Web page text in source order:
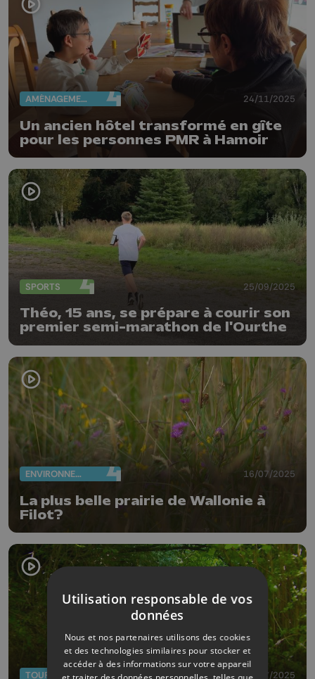
AMÉNAGEMENT DU TERRITOIRE 24/11/2025
Un ancien hôtel transformé en gîte
pour les personnes PMR à Hamoir
SPORTS 25/09/2025
Théo, 15 ans, se prépare à courir son
premier semi-marathon de l'Ourthe
ENVIRONNEMENT 16/07/2025
La plus belle prairie de Wallonie à
Filot?
TOURISME 05/07/2025
Utilisation responsable de vos
données
Nous et nos partenaires utilisons des cookies
et des technologies similaires pour stocker et
accéder à des informations sur votre appareil